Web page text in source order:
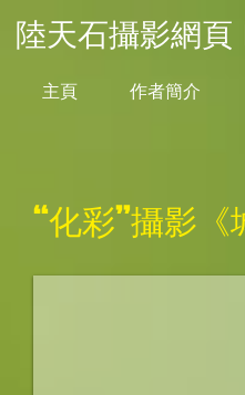
陸天石攝影網頁
主頁 作者簡介
“化彩”攝影《